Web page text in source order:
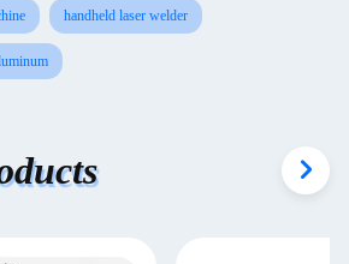
handheld laser welder